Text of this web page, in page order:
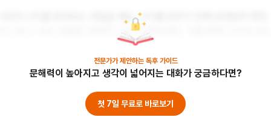
로의 나이를 맞혀보는 게임을 해요. 나이를 맞히기 전에 상대방의 특징
나 할 수 있는 일들을 관찰하고 이야기해보세요. 이를 통해 나이와 상관
이 모든 사람이 다양한 능력을 가지고 있다는 것을 깨달을 수 있어요.
전문가가 제안하는 독후 가이드
문해력이 높아지고 생각이 넓어지는 대화가 궁금하다면?
첫 7일 무료로 바로보기